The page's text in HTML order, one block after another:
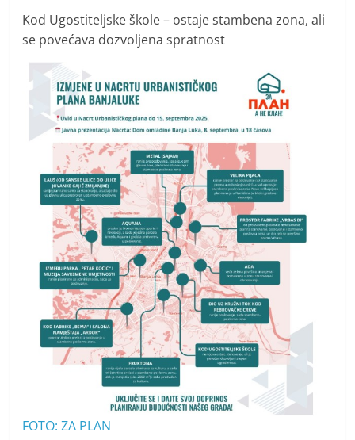
Kod Ugostiteljske škole – ostaje stambena zona, ali
se povećava dozvoljena spratnost
FOTO: ZA PLAN